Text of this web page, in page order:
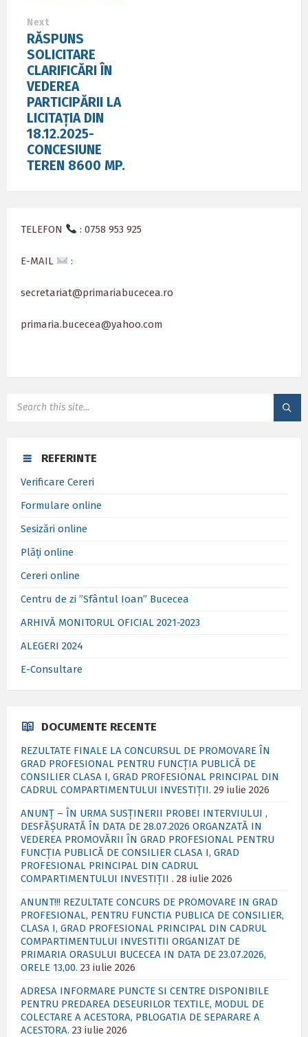
Next
RĂSPUNS
SOLICITARE
CLARIFICĂRI ÎN
VEDEREA
PARTICIPĂRII LA
LICITAȚIA DIN
18.12.2025-
CONCESIUNE
TEREN 8600 MP.
TELEFON : 0758 953 925
E-MAIL :
secretariat@primariabucecea.ro
primaria.bucecea@yahoo.com
REFERINTE
Verificare Cereri
Formulare online
Sesizări online
Plăți online
Cereri online
Centru de zi ”Sfântul Ioan” Bucecea
ARHIVĂ MONITORUL OFICIAL 2021-2023
ALEGERI 2024
E-Consultare
DOCUMENTE RECENTE
REZULTATE FINALE LA CONCURSUL DE PROMOVARE ÎN
GRAD PROFESIONAL PENTRU FUNCȚIA PUBLICĂ DE
CONSILIER CLASA I, GRAD PROFESIONAL PRINCIPAL DIN
CADRUL COMPARTIMENTULUI INVESTIȚII. 29 iulie 2026
ANUNȚ – ÎN URMA SUSȚINERII PROBEI INTERVIULUI ,
DESFĂȘURATĂ ÎN DATA DE 28.07.2026 ORGANZATĂ IN
VEDEREA PROMOVĂRII ÎN GRAD PROFESIONAL PENTRU
FUNCȚIA PUBLICĂ DE CONSILIER CLASA I, GRAD
PROFESIONAL PRINCIPAL DIN CADRUL
COMPARTIMENTULUI INVESTIȚII . 28 iulie 2026
ANUNT!!! REZULTATE CONCURS DE PROMOVARE IN GRAD
PROFESIONAL, PENTRU FUNCTIA PUBLICA DE CONSILIER,
CLASA I, GRAD PROFESIONAL PRINCIPAL DIN CADRUL
COMPARTIMENTULUI INVESTITII ORGANIZAT DE
PRIMARIA ORASULUI BUCECEA IN DATA DE 23.07.2026,
ORELE 13,00. 23 iulie 2026
ADRESA INFORMARE PUNCTE SI CENTRE DISPONIBILE
PENTRU PREDAREA DESEURILOR TEXTILE, MODUL DE
COLECTARE A ACESTORA, PBLOGATIA DE SEPARARE A
ACESTORA. 23 iulie 2026